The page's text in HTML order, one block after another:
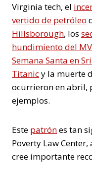
Virginia tech, el
vertido de petróleo
Hillsborough, los
hundimiento del MV
Semana Santa en
Titanicy la muerte
ocurrieron en abril,
ejemplos.
Este patrónes tan
Poverty Law
cree importante